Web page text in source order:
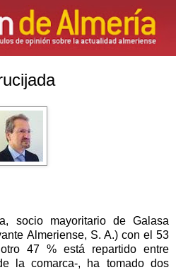
socio mayoritario de Galasa
Almeriense, S. A.) con el 53
47 % está repartido entre
la comarca-, ha tomado dos